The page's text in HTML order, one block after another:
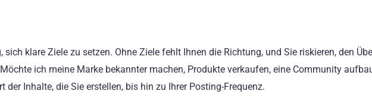
klare Ziele zu setzen. Ohne Ziele fehlt Ihnen die Richtung, und Sie riskieren, den
ich meine Marke bekannter machen, Produkte verkaufen, eine Community
Inhalte, die Sie erstellen, bis hin zu Ihrer Posting-Frequenz.